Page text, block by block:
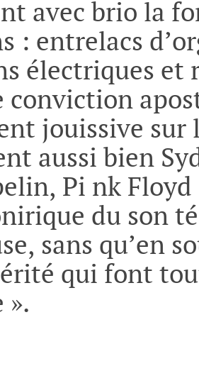
avec brio la
: entrelacs
électriques et
conviction
jouissive
aussi bien
Pi nk
du son
sans qu’en
qui font
».